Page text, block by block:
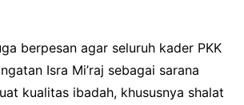
berpesan agar seluruh kader PKK
Isra Mi’raj sebagai sarana
kualitas ibadah, khususnya shalat